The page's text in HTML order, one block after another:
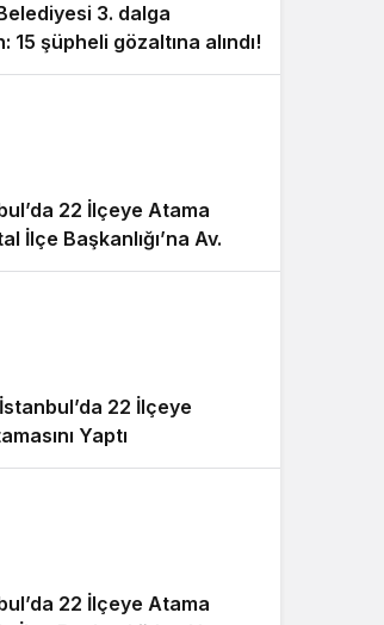
3. dalga
15 şüpheli gözaltına alındı!
22 İlçeye Atama
İlçe Başkanlığı’na Av.
Getirildi
22 İlçeye
Yaptı
22 İlçeye Atama